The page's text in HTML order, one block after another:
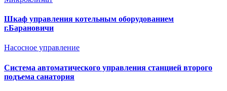
Шкаф управления котельным оборудованием
г.Барановичи
Насосное управление
Система автоматического управления станцией второго
подъема санатория